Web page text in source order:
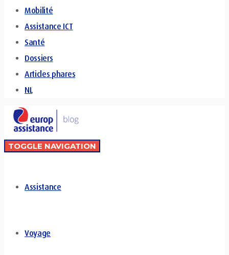
Mobilité
Assistance ICT
Santé
Dossiers
Articles phares
NL
TOGGLE NAVIGATION
Assistance
Voyage